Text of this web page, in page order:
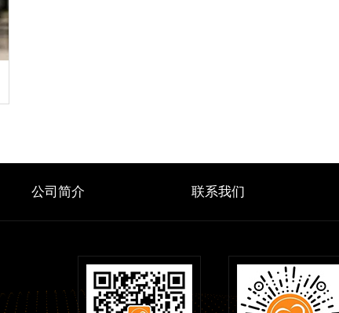
公司简介 联系我们